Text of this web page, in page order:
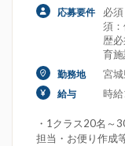
応募要件
必
須
歴
育施
勤務地 宮
給与 時
・1クラス20名～
担当・お便り作成